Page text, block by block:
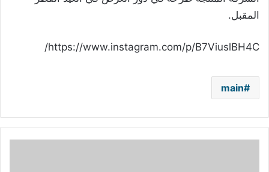
المقبل.
https://www.instagram.com/p/B7ViuslBH4C/
main